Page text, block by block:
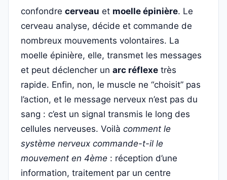
confondre cerveau et moelle épinière. Le
cerveau analyse, décide et commande de
nombreux mouvements volontaires. La
moelle épinière, elle, transmet les messages
et peut déclencher un arc réflexe très
rapide. Enfin, non, le muscle ne “choisit” pas
l’action, et le message nerveux n’est pas du
sang : c’est un signal transmis le long des
cellules nerveuses. Voilà comment le
système nerveux commande-t-il le
mouvement en 4ème : réception d’une
information, traitement par un centre